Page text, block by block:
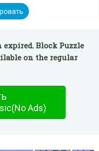
Block Puzzle
on the regular
Ads)